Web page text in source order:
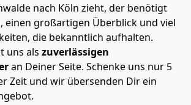
nach Köln zieht, der benötigt
, einen großartigen Überblick und viel
die bekanntlich aufhalten.
uns als zuverlässigen
an Deiner Seite. Schenke uns nur 5
Zeit und wir übersenden Dir ein